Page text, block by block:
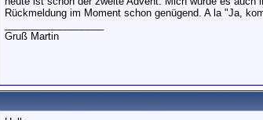
Rückmeldung im Moment schon genügend. A la "Ja,
Gruß Martin